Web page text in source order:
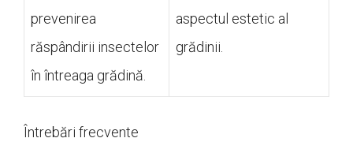
prevenirea
răspândirii insectelor
în întreaga grădină.
aspectul estetic al
grădinii.
Întrebări frecvente